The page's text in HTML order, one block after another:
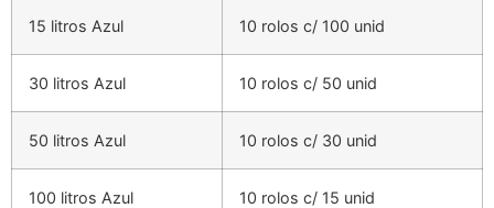
15 litros Azul 10 rolos c/ 100 unid
30 litros Azul 10 rolos c/ 50 unid
50 litros Azul 10 rolos c/ 30 unid
100 litros Azul 10 rolos c/ 15 unid